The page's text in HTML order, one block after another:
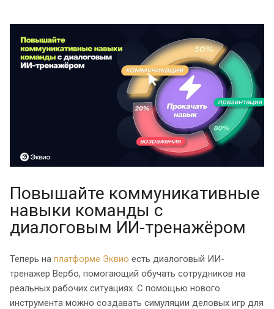
Повышайте коммуникативные
навыки команды с
диалоговым ИИ-тренажёром
Теперь на платформе Эквио есть диалоговый ИИ-
тренажер Вербо, помогающий обучать сотрудников на
реальных рабочих ситуациях. С помощью нового
инструмента можно создавать симуляции деловых игр для